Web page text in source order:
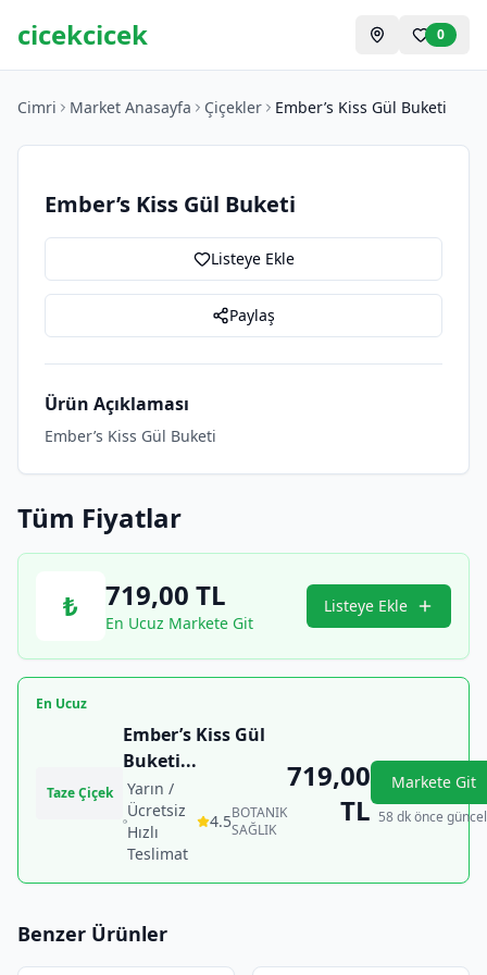
cicekcicek 0
Cimri Market Anasayfa Çiçekler Ember’s Kiss Gül Buketi
Ember’s Kiss Gül Buketi
Listeye Ekle
Paylaş
Ürün Açıklaması
Ember’s Kiss Gül Buketi
Tüm Fiyatlar
₺ 719,00 TL
En Ucuz Markete Git
Listeye Ekle
En Ucuz
Taze Çiçek
Ember’s Kiss Gül
Buketi...
Yarın /
Ücretsiz
Hızlı
Teslimat
4.5BOTANIK
SAĞLIK
719,00
TL
Markete Git
58 dk önce
Benzer Ürünler